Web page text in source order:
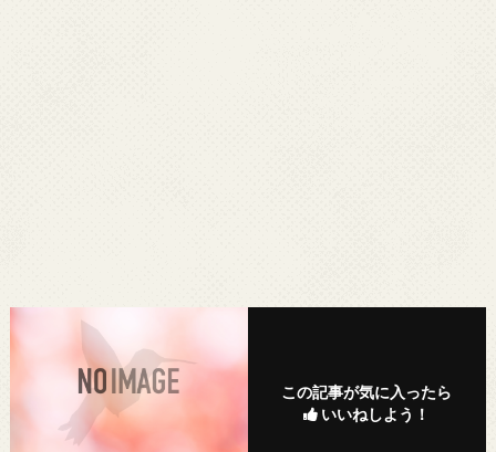
この記事が気に入ったら
いいねしよう！